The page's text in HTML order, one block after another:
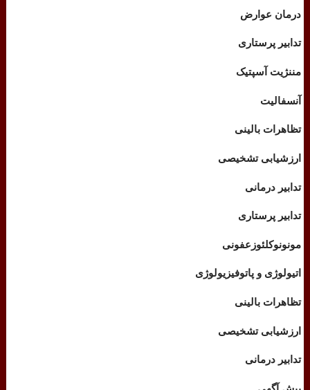
درمان عوارض
تدابیر پرستاری
مننژیت آسپتیک
آنسفالیت
تظاهرات بالینی
ارزشیابی تشخیصی
تدابیر درمانی
تدابیر پرستاری
مونونوکلئوز عفونی
اتیولوژی و پاتوفیزیولوژی
تظاهرات بالینی
ارزشیابی تشخیصی
تدابیر درمانی